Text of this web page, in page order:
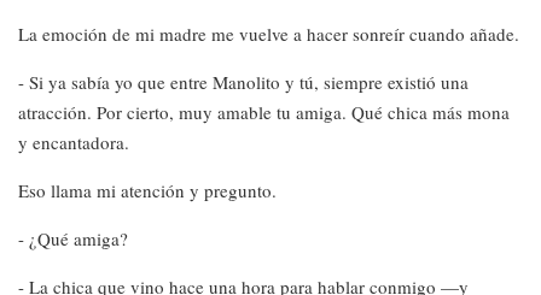
La emoción de mi madre me vuelve a hacer sonreír cuando añade.
- Si ya sabía yo que entre Manolito y tú, siempre existió una
atracción. Por cierto, muy amable tu amiga. Qué chica más mona
y encantadora.
Eso llama mi atención y pregunto.
- ¿Qué amiga?
- La chica que vino hace una hora para hablar conmigo —y